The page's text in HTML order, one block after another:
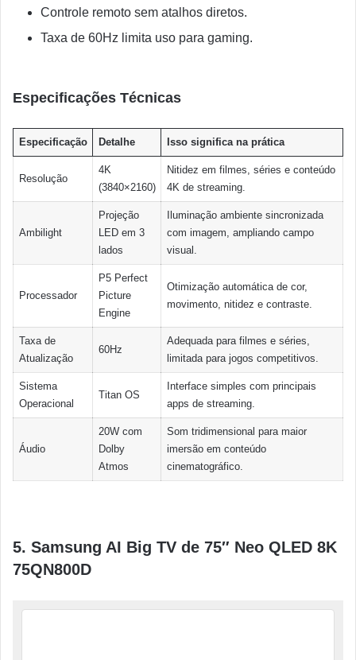
Controle remoto sem atalhos diretos.
Taxa de 60Hz limita uso para gaming.
Especificações Técnicas
Especificação Detalhe Isso significa na prática
Resolução
4K
(3840×2160)
Nitidez em filmes, séries e conteúdo
4K de streaming.
Ambilight
Projeção
LED em 3
lados
Iluminação ambiente sincronizada
com imagem, ampliando campo
visual.
Processador
P5 Perfect
Picture
Engine
Otimização automática de cor,
movimento, nitidez e contraste.
Taxa de
Atualização
60Hz
Adequada para filmes e séries,
limitada para jogos competitivos.
Sistema
Operacional
Titan OS
Interface simples com principais
apps de streaming.
Áudio
20W com
Dolby
Atmos
Som tridimensional para maior
imersão em conteúdo
cinematográfico.
5. Samsung AI Big TV de 75″ Neo QLED 8K
75QN800D